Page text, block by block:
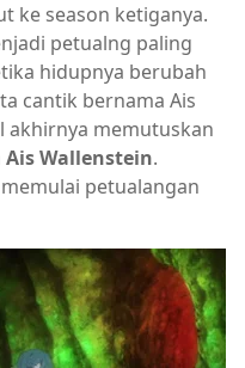
ke season ketiganya.
petualng paling
hidupnya berubah
cantik bernama Ais
akhirnya memutuskan
Ais Wallenstein.
memulai petualangan